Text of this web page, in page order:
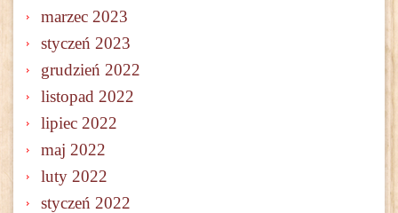
marzec 2023
styczeń 2023
grudzień 2022
listopad 2022
lipiec 2022
maj 2022
luty 2022
styczeń 2022